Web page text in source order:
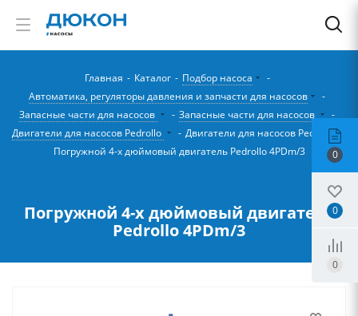
Главная - Каталог - Подбор насоса
-
Автоматика, регуляторы давления и запчасти для насосов
-
Запасные части для насосов
- Запасные части для насосов
-
Двигатели для насосов Pedrollo
- Двигатели для насосов Pedrollo -
Погружной 4-х дюймовый двигатель Pedrollo 4PDm/3
Погружной 4-х дюймовый двигатель
Pedrollo 4PDm/3
0
0
0